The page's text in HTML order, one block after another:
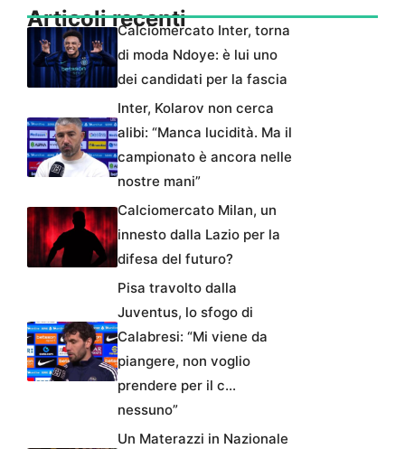
Articoli recentiCalciomercato Inter, torna
di moda Ndoye: è lui uno
dei candidati per la fascia
Inter, Kolarov non cerca
alibi: “Manca lucidità. Ma il
campionato è ancora nelle
nostre mani”
Calciomercato Milan, un
innesto dalla Lazio per la
difesa del futuro?
Pisa travolto dalla
Juventus, lo sfogo di
Calabresi: “Mi viene da
piangere, non voglio
prendere per il c…
nessuno”
Un Materazzi in Nazionale